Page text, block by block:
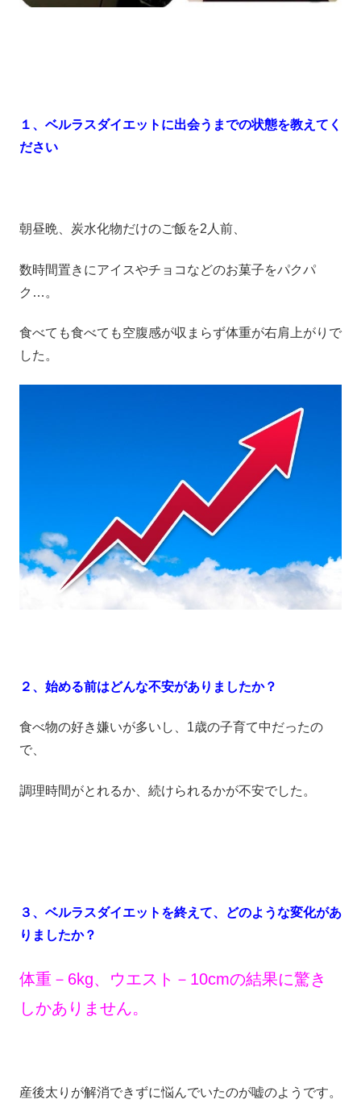
１、ベルラスダイエットに出会うまでの状態を教えてく
ださい
朝昼晩、炭水化物だけのご飯を2人前、
数時間置きにアイスやチョコなどのお菓子をパクパ
ク…。
食べても食べても空腹感が収まらず体重が右肩上がりで
した。
２、始める前はどんな不安がありましたか？
食べ物の好き嫌いが多いし、1歳の子育て中だったの
で、
調理時間がとれるか、続けられるかが不安でした。
３、ベルラスダイエットを終えて、どのような変化があ
りましたか？
体重－6kg、ウエスト－10cmの結果に驚き
しかありません。
産後太りが解消できずに悩んでいたのが嘘のようです。